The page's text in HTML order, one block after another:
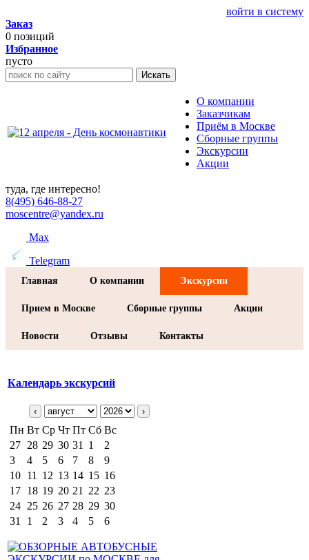
войти в систему
Заказ
0 позиций
Избранное
пусто
Искать
О компании
Заказчикам
Приём в Москве
Сборные группы
Экскурсии
Акции
туда, где интересно!
8(495) 646-88-27
moscentre@yandex.ru
Max
Telegram
Главная О компании Экскурсии
Прием в Москве Сборные группы Акции
Новости Отзывы Контакты
Календарь экскурсий
‹ ›
Пн Вт Ср Чт Пт Сб Вс
27 28 29 30 31 1
2
3
4 5 6 7 8
9
10 11 12 13 14 15 16
17 18 19 20 21 22 23
24 25 26 27 28 29 30
31
1 2 3 4 5 6